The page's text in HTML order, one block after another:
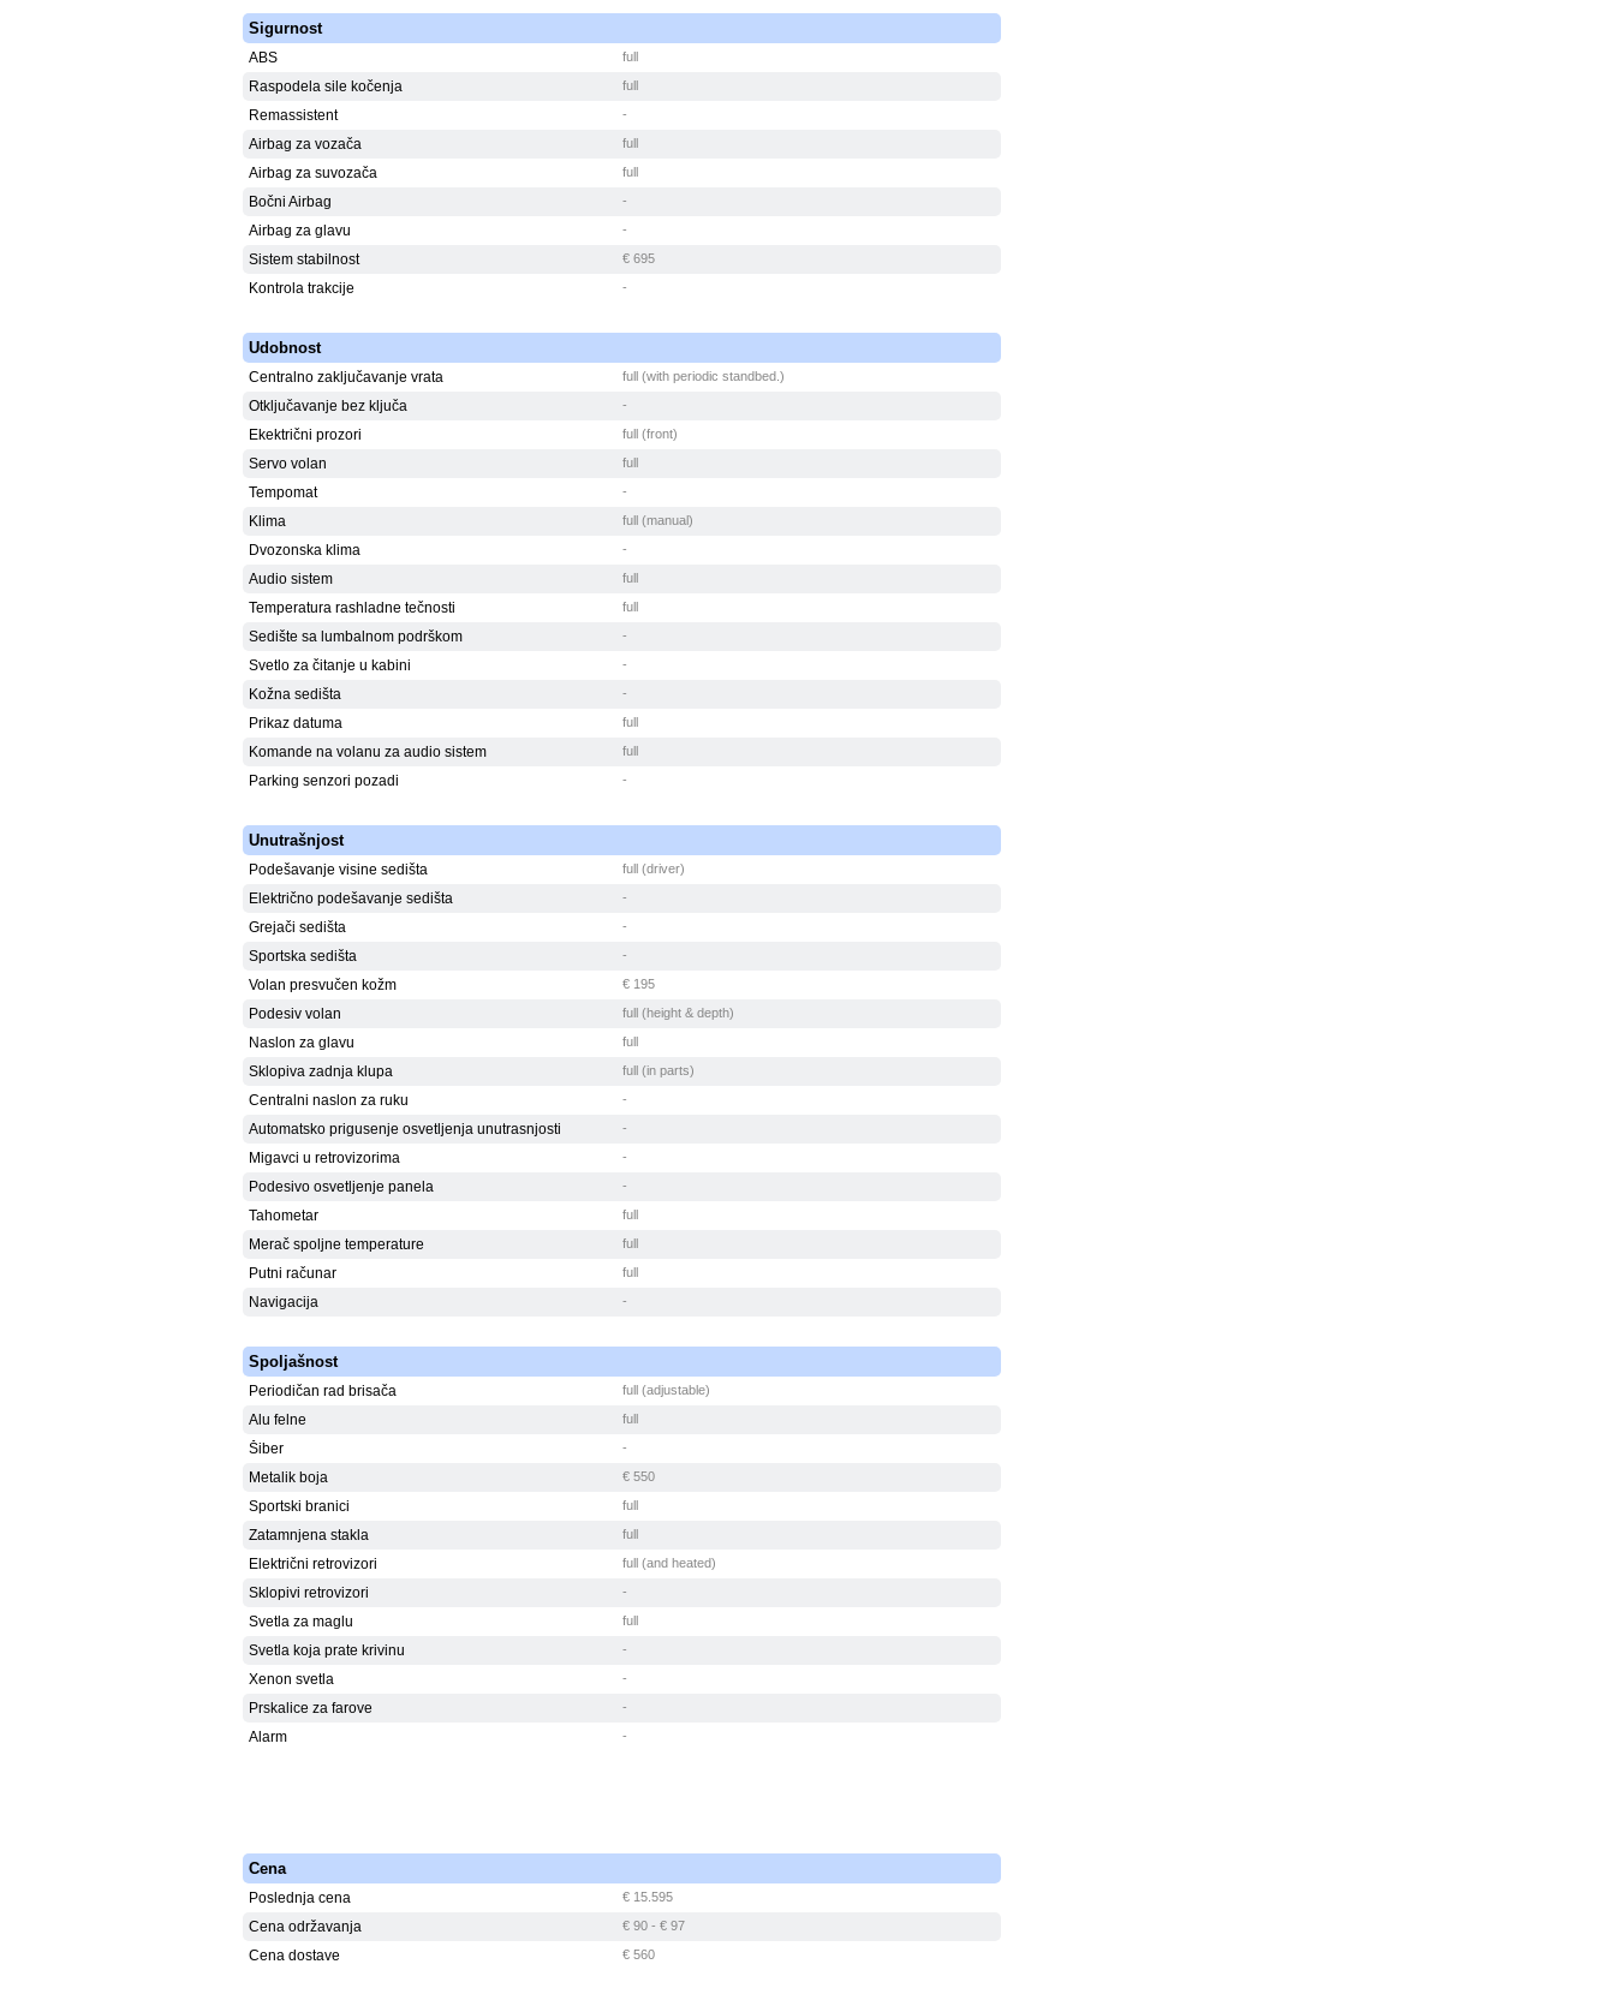
Sigurnost
ABS full
Raspodela sile kočenja full
Remassistent -
Airbag za vozača full
Airbag za suvozača full
Bočni Airbag -
Airbag za glavu -
Sistem stabilnost € 695
Kontrola trakcije -
Udobnost
Centralno zaključavanje vrata full (with periodic standbed.)
Otključavanje bez ključa -
Ekektrični prozori full (front)
Servo volan full
Tempomat -
Klima full (manual)
Dvozonska klima -
Audio sistem full
Temperatura rashladne tečnosti full
Sedište sa lumbalnom podrškom -
Svetlo za čitanje u kabini -
Kožna sedišta -
Prikaz datuma full
Komande na volanu za audio sistem full
Parking senzori pozadi -
Unutrašnjost
Podešavanje visine sedišta full (driver)
Električno podešavanje sedišta -
Grejači sedišta -
Sportska sedišta -
Volan presvučen kožm € 195
Podesiv volan full (height & depth)
Naslon za glavu full
Sklopiva zadnja klupa full (in parts)
Centralni naslon za ruku -
Automatsko prigusenje osvetljenja unutrasnjosti -
Migavci u retrovizorima -
Podesivo osvetljenje panela -
Tahometar full
Merač spoljne temperature full
Putni računar full
Navigacija -
Spoljašnost
Periodičan rad brisača full (adjustable)
Alu felne full
Šiber -
Metalik boja € 550
Sportski branici full
Zatamnjena stakla full
Električni retrovizori full (and heated)
Sklopivi retrovizori -
Svetla za maglu full
Svetla koja prate krivinu -
Xenon svetla -
Prskalice za farove -
Alarm -
Cena
Poslednja cena € 15.595
Cena održavanja € 90 - € 97
Cena dostave € 560